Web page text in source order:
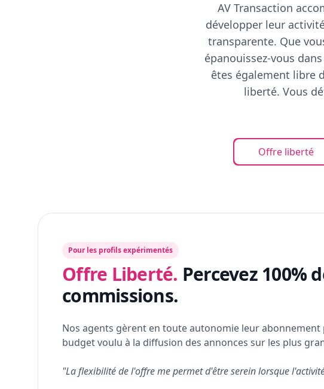
AV Transaction
développer leur
transparente. Que
épanouissez-vous
êtes également libre
liberté. Vous
Offre liberté
Pour les profils expérimentés
Offre Liberté. Percevez 100%
commissions.
Nos agents gèrent en toute autonomie leur
budget voulu à la diffusion des annonces sur les plus
"La flexibilité de l'offre me permet d'être serein lorsque